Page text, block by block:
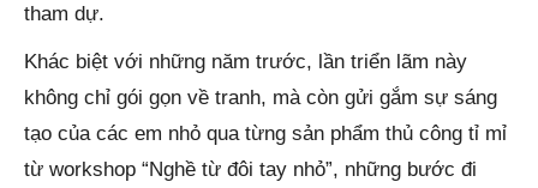
tham dự.
Khác biệt với những năm trước, lần triển lãm này
không chỉ gói gọn về tranh, mà còn gửi gắm sự sáng
tạo của các em nhỏ qua từng sản phẩm thủ công tỉ mỉ
từ workshop “Nghề từ đôi tay nhỏ”, những bước đi